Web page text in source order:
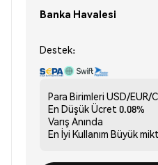
Banka Havalesi
Destek:
Para Birimleri USD/EUR/
En Düşük Ücret 0.08%
Varış Anında
En İyi Kullanım Büyük